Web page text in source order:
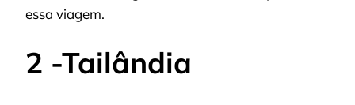
essa viagem.
2 -Tailândia